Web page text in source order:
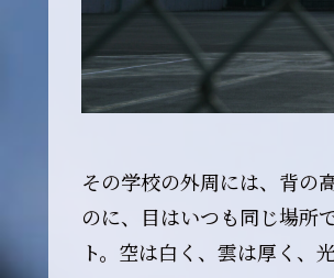
その学校の外周には、背の
のに、目はいつも同じ場所
ト。空は白く、雲は厚く、